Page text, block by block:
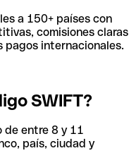
a 150+ países con
comisiones claras
pagos internacionales.
SWIFT?
de entre 8 y 11
país, ciudad y